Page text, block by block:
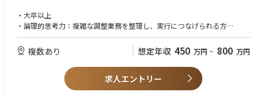
荷の増加に対応するため、既存担当者とタッグを組んで業務を推進してい
ただくメンバーを募集いたします。
5G／6G時代,生成AIの通信インフラを支える成長事業の根幹を担う、社会
人人生の中でも稀有な増産プロジェクトに携わり、通信用光半導体をレー
ザ供給し、便利で豊かな社会を実現し社会貢献するポジションです。
■ポジション概要
・大卒以上
・論理的思考力：複雑な調整業務を整理し、実行につなげられる方
・計画性：3〜6ヶ月先を見据えた計画立案ができる方
・Excelを活用した計数管理スキル：基本的な関数・データ集計が可能な方
・コミュニケーション・調整能力：多数の関係部署、社内外のステークホ
ルダーと円滑に連携できる方
・全体最適思考／バランス感覚：一つの業務が他に与える影響を考慮し、
複数顧客間の調整や工場との交渉ができる方
複数あり 想定年収 450 万円 ~ 800 万円
求人エントリー